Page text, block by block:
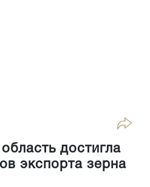
достигла
экспорта зерна